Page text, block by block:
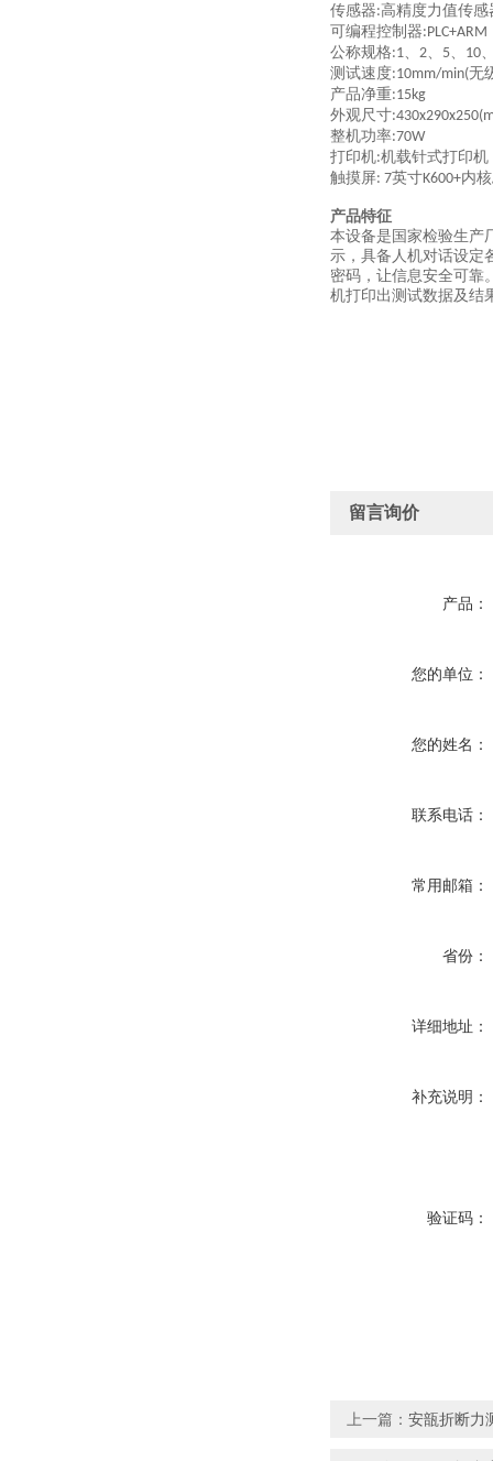
传感器:高精度力值传感
可编程控制器:PLC+ARM
公称规格:1、 2、 5、 10
测试速度:10mm/min(无
产品净重:15kg
外观尺寸
整机功率:70W
打印机:机载针式打印机
触摸屏: 7英寸K600+内核
产品特征
本设备是国家检验生产
示，具备人机对话设定
密码，让信息安全可靠
机打印出测试数据及结
留言询价
产品：
您的单位：
您的姓名：
联系电话：
常用邮箱：
省份：
详细地址：
补充说明：
验证码：
上一篇： 安瓿折断力